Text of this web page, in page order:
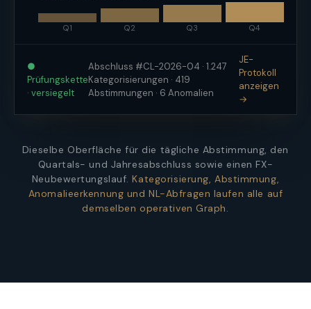
Q1 Q2 Q3 Q4
●
Prüfungskette
· versiegelt
Abschluss #CL-2026-04 · 1.247
Kategorisierungen · 419
Abstimmungen · 6 Anomalien
JE-
Protokoll
anzeigen
→
Dieselbe Oberfläche für die tägliche Abstimmung, den
Quartals- und Jahresabschluss sowie einen FX-
Neubewertungslauf. Kategorisierung, Abstimmung,
Anomalieerkennung und NL-Abfragen laufen alle auf
demselben operativen Graph.